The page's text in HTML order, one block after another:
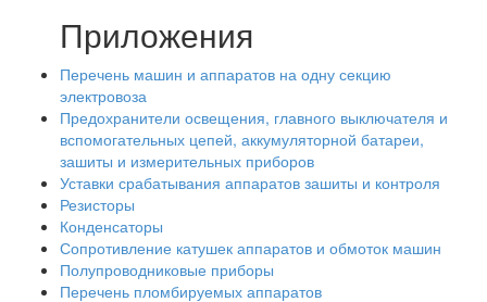
Приложения
Перечень машин и аппаратов на одну секцию
электровоза
Предохранители освещения, главного выключателя и
вспомогательных цепей, аккумуляторной батареи,
зашиты и измерительных приборов
Уставки срабатывания аппаратов зашиты и контроля
Резисторы
Конденсаторы
Сопротивление катушек аппаратов и обмоток машин
Полупроводниковые приборы
Перечень пломбируемых аппаратов